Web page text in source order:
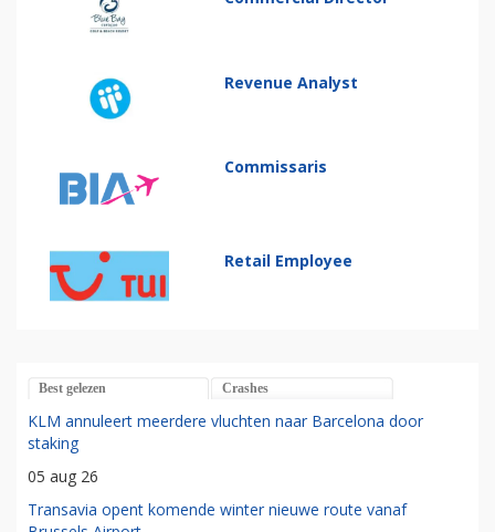
Revenue Analyst
Commissaris
Retail Employee
Best gelezen Crashes
KLM annuleert meerdere vluchten naar Barcelona door
staking
05 aug 26
Transavia opent komende winter nieuwe route vanaf